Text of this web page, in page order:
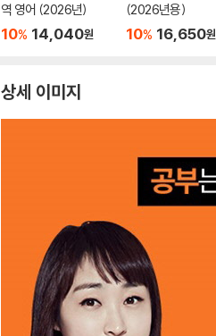
역 영어 (2026년)
10% 14,040원
(2026년용)
10% 16,650원
상세 이미지